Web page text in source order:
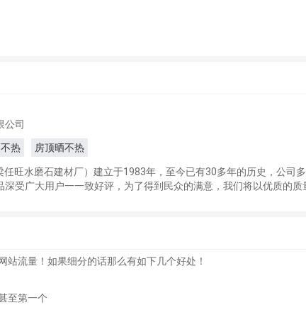
公司
热 房顶晒不热
旺水磨石建材厂）建立于1983年，至今已有30多年的历史，公司
深受广大用户一一致好评，为了得到民众的满意，我们将以优质的
流量！如果细分的话那么有如下几个好处！
至第一个